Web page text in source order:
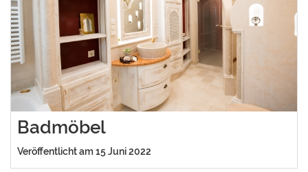
Badmöbel
Veröffentlicht am 15 Juni 2022